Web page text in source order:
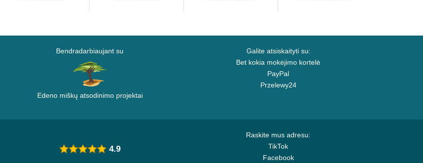
Bendradarbiaujant su
Edeno miškų atsodinimo projektai
Galite atsiskaityti su:
Bet kokia mokėjimo kortelė
PayPal
Przelewy24
Raskite mus adresu:
TikTok
Facebook
4.9